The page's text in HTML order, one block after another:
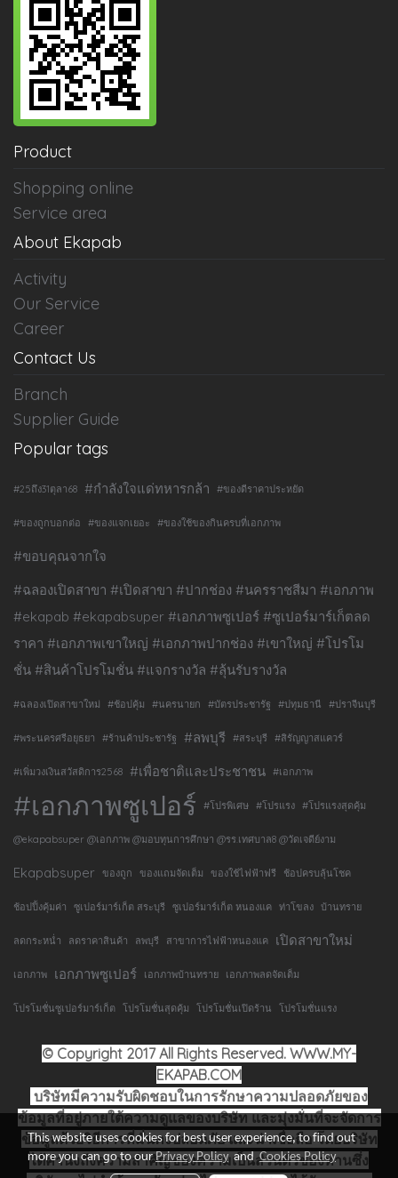
Product
Shopping online
Service area
About Ekapab
Activity
Our Service
Career
Contact Us
Branch
Supplier Guide
Popular tags
#25ถึง31ตุลา68 #กำลังใจแด่ทหารกล้า #ของดีราคาประหยัด
#ของถูกบอกต่อ #ของแจกเยอะ #ของใช้ของกินครบที่เอกภาพ
#ขอบคุณจากใจ
#ฉลองเปิดสาขา #เปิดสาขา #ปากช่อง #นครราชสีมา #เอกภาพ
#ekapab #ekapabsuper #เอกภาพซูเปอร์ #ซูเปอร์มาร์เก็ตลด
ราคา #เอกภาพเขาใหญ่ #เอกภาพปากช่อง #เขาใหญ่ #โปรโม
ชั่น #สินค้าโปรโมชั่น #แจกรางวัล #ลุ้นรับรางวัล
#ฉลองเปิดสาขาใหม่ #ช้อปคุ้ม #นครนายก #บัตรประชารัฐ #ปทุมธานี #ปราจีนบุรี
#พระนครศรีอยุธยา #ร้านค้าประชารัฐ #ลพบุรี #สระบุรี #สิรัญญาสแควร์
#เพิ่มวงเงินสวัสดิการ2568 #เพื่อชาติและประชาชน #เอกภาพ
#เอกภาพซูเปอร์ #โปรพิเศษ #โปรแรง #โปรแรงสุดคุ้ม
@ekapabsuper @เอกภาพ @มอบทุนการศึกษา @รร.เทศบาล8 @วัดเจดีย์งาม
Ekapabsuper ของถูก ของแถมจัดเต็ม ของใช้ไฟฟ้าฟรี ช้อปครบลุ้นโชค
ช้อปปิ้งคุ้มค่า ซูเปอร์มาร์เก็ต สระบุรี ซูเปอร์มาร์เก็ต หนองแค ท่าโขลง บ้านทราย
ลดกระหน่ำ ลดราคาสินค้า ลพบุรี สาขาการไฟฟ้าหนองแค เปิดสาขาใหม่
เอกภาพ เอกภาพซูเปอร์ เอกภาพบ้านทราย เอกภาพลดจัดเต็ม
โปรโมชั่นซูเปอร์มาร์เก็ต โปรโมชั่นสุดคุ้ม โปรโมชั่นเปิดร้าน โปรโมชั่นแรง
© Copyright 2017 All Rights Reserved. WWW.MY-
EKAPAB.COM
บริษัทมีความรับผิดชอบในการรักษาความปลอดภัยของ
ข้อมูลที่อยู่ภายใต้ความดูแลของบริษัท และมุ่งมั่นที่จะจัดการ
ข้อมูลด้วยวิธีการที่มั่นคงปลอดภัย และน่าเชื่อถือ โดยบริษัท
ได้คำนึงถึงความสำคัญของความเป็นส่วนตัวของท่านซึ่ง
This website uses cookies for best user experience, to find out
more you can go to ourPrivacy PolicyandCookies Policy